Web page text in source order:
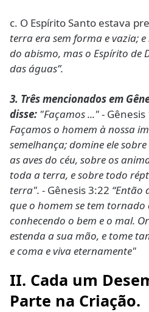
c. O Espírito Santo estava
terra era sem forma e vazia;
do abismo, mas o Espírito de
das águas”.
3. Três mencionados em
disse: "Façamos ..."- Gênesis
Façamos o homem à nossa
semelhança; domine ele
as aves do céu, sobre os
toda a terra, e sobre todo
terra". - Gênesis 3:22 “Então
que o homem se tem tornado
conhecendo o bem e o mal.
estenda a sua mão, e tome
e coma e viva eternamente"
II. Cada um
Parte na Criação.